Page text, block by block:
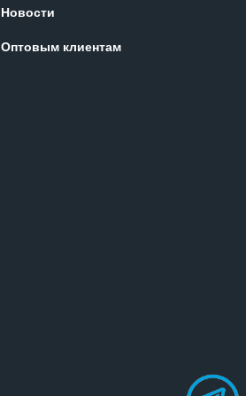
Новости
Оптовым клиентам